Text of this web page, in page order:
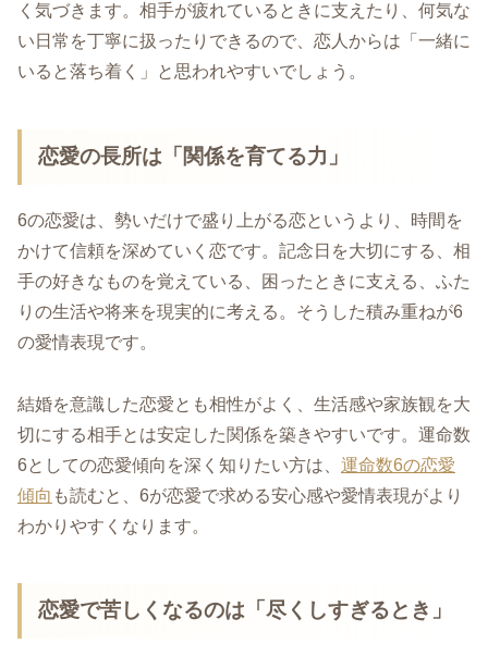
く気づきます。相手が疲れているときに支えたり、何気な
い日常を丁寧に扱ったりできるので、恋人からは「一緒に
いると落ち着く」と思われやすいでしょう。
恋愛の長所は「関係を育てる力」
6の恋愛は、勢いだけで盛り上がる恋というより、時間を
かけて信頼を深めていく恋です。記念日を大切にする、相
手の好きなものを覚えている、困ったときに支える、ふた
りの生活や将来を現実的に考える。そうした積み重ねが6
の愛情表現です。
結婚を意識した恋愛とも相性がよく、生活感や家族観を大
切にする相手とは安定した関係を築きやすいです。運命数
6としての恋愛傾向を深く知りたい方は、 運命数6の恋愛
傾向 も読むと、6が恋愛で求める安心感や愛情表現がより
わかりやすくなります。
恋愛で苦しくなるのは「尽くしすぎるとき」